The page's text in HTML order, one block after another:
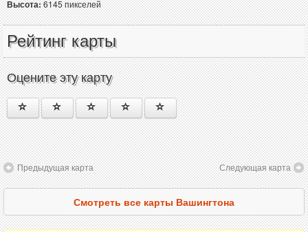
Высота:6145 пикселей
Рейтинг карты
Оцените эту карту
Предыдущая карта Следующая карта
Смотреть все карты Вашингтона